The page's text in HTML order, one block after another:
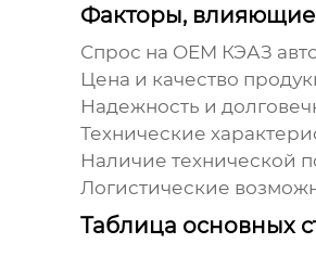
Факторы, влияющие
Спрос на OEM КЭАЗ
Цена и качество
Надежность и
Технические
Наличие технической
Логистические
Таблица основных